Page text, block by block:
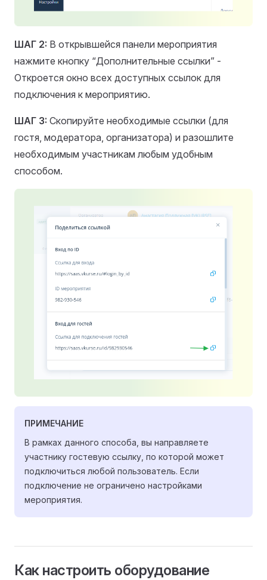
ШАГ 2: В открывшейся панели мероприятия
нажмите кнопку “Дополнительные ссылки” -
Откроется окно всех доступных ссылок для
подключения к мероприятию.
ШАГ 3: Скопируйте необходимые ссылки (для
гостя, модератора, организатора) и разошлите
необходимым участникам любым удобным
способом.
ПРИМЕЧАНИЕ
В рамках данного способа, вы направляете
участнику гостевую ссылку, по которой может
подключиться любой пользователь. Если
подключение не ограничено настройками
мероприятия.
Как настроить оборудование